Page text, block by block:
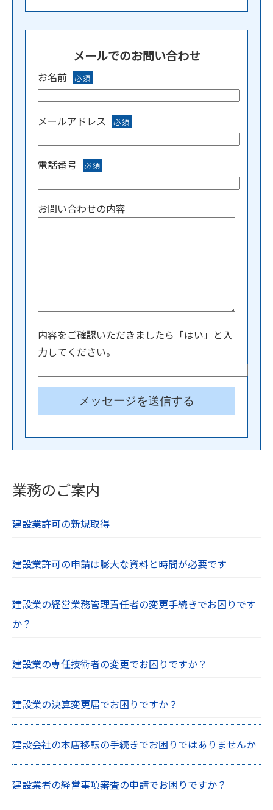
メールでのお問い合わせ
お名前 必須
メールアドレス 必須
電話番号 必須
お問い合わせの内容
内容をご確認いただきましたら「はい」と入
力してください。
業務のご案内
建設業許可の新規取得
建設業許可の申請は膨大な資料と時間が必要です
建設業の経営業務管理責任者の変更手続きでお困りです
か？
建設業の専任技術者の変更でお困りですか？
建設業の決算変更届でお困りですか？
建設会社の本店移転の手続きでお困りではありませんか
建設業者の経営事項審査の申請でお困りですか？